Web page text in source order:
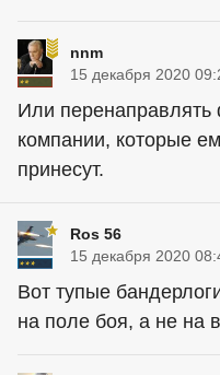
nnm
15 декабря 2020
Или
компании, которые
принесут.
Ros 56
15 декабря 2020
Вот тупые
на поле боя, а не на